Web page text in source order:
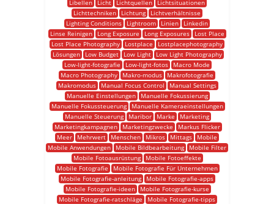
Libellen
Licht Lichtquellen
Lichtsituationen
Lichttechniken
Lichtung
Lichtverhältnisse
Lighting Conditions
Lightroom Linien
Linkedin
Linse Reinigen
Long Exposure Long Exposures
Lost Place
Lost Place Photography
Lostplace
Lostplacephotography
Lösungen
Low Budget Low Light
Low Light Photography
Low-light-fotografie
Low-light-fotos
Macro Mode
Macro Photography
Makro-modus
Makrofotografie
Makromodus
Manual Focus Control
Manual Settings
Manuelle Einstellungen
Manuelle Fokussierung
Manuelle Fokussteuerung
Manuelle Kameraeinstellungen
Manuelle Steuerung
Maribor Marke
Marketing
Marketingkampagnen
Marketingzwecke
Markus Flicker
Meer
Mehrwert Menschen Mikros Mittags
Mobile
Mobile Anwendungen
Mobile Bildbearbeitung
Mobile Filter
Mobile Fotoausrüstung
Mobile Fotoeffekte
Mobile Fotografie
Mobile Fotografie Für Unternehmen
Mobile Fotografie-anleitung
Mobile Fotografie-apps
Mobile Fotografie-ideen
Mobile Fotografie-kurse
Mobile Fotografie-ratschläge
Mobile Fotografie-tipps